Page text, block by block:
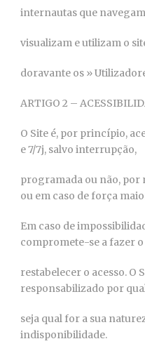
internautas que
visualizam e utilizam o
doravante os »
ARTIGO 2 –
O Site é, por princípio,
e 7/7j, salvo interrupção,
programada ou não, por
ou em caso de força
Em caso de
compromete-se a fazer
restabelecer o acesso. O
responsabilizado por
seja qual for a sua
indisponibilidade.